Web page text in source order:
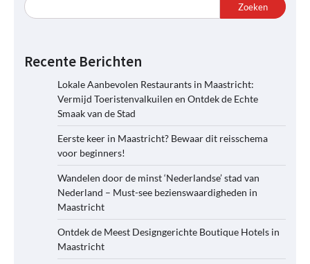
Zoeken
Recente Berichten
Lokale Aanbevolen Restaurants in Maastricht:
Vermijd Toeristenvalkuilen en Ontdek de Echte
Smaak van de Stad
Eerste keer in Maastricht? Bewaar dit reisschema
voor beginners!
Wandelen door de minst ‘Nederlandse’ stad van
Nederland – Must-see bezienswaardigheden in
Maastricht
Ontdek de Meest Designgerichte Boutique Hotels in
Maastricht